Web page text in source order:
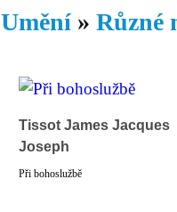
Umění » Různé
Tissot James Jacques
Joseph
Při bohoslužbě